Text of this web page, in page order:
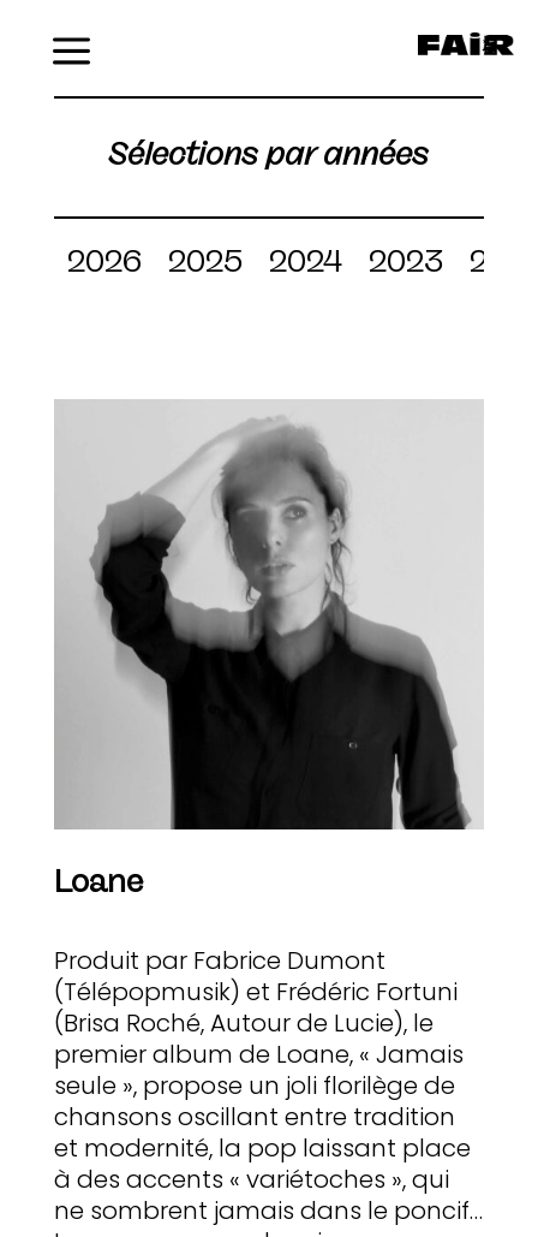
Sélections par années
2026 2025 2024 2023
Loane
Produit par Fabrice Dumont
(Télépopmusik) et Frédéric Fortuni
(Brisa Roché, Autour de Lucie), le
premier album de Loane, « Jamais
seule », propose un joli florilège de
chansons oscillant entre tradition
et modernité, la pop laissant place
à des accents « variétoches », qui
ne sombrent jamais dans le poncif…